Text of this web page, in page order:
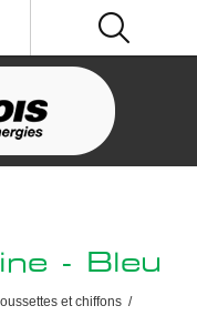
- Bleu
et chiffons /